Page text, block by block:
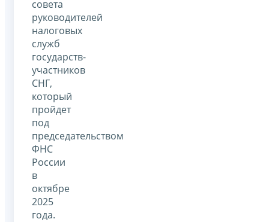
совета
руководителей
налоговых
служб
государств-
участников
СНГ,
который
пройдет
под
председательством
ФНС
России
в
октябре
2025
года.